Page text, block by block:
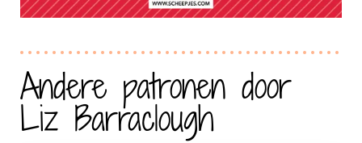
Andere patronen door
Liz Barraclough